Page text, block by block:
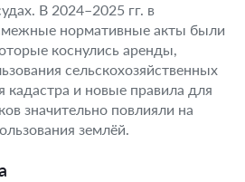
В 2024–2025 гг. в
нормативные акты были
коснулись аренды,
сельскохозяйственных
кадастра и новые правила для
значительно повлияли на
землёй.